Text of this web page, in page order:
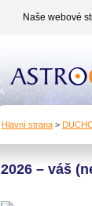
Naše webové
Hlavní strana >
2026 – váš